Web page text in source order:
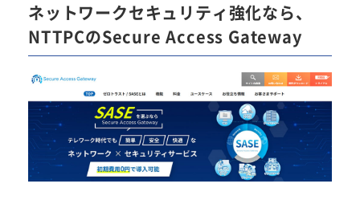
ネットワークセキュリティ強化なら、
NTTPCのSecure Access Gateway